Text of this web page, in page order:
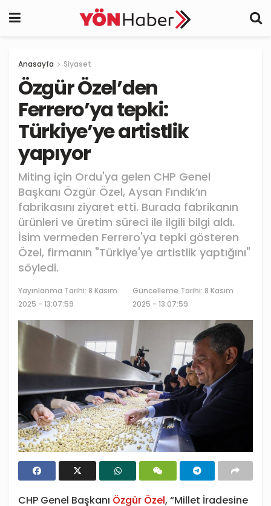
Anasayfa Siyaset
Özgür Özel’den
Ferrero’ya tepki:
Türkiye’ye artistlik
yapıyor
Miting için Ordu'ya gelen CHP Genel
Başkanı Özgür Özel, Aysan Fındık’ın
fabrikasını ziyaret etti. Burada fabrikanın
ürünleri ve üretim süreci ile ilgili bilgi aldı.
İsim vermeden Ferrero'ya tepki gösteren
Özel, firmanın "Türkiye'ye artistlik yaptığını"
söyledi.
Yayınlanma Tarihi: 8 Kasım
2025 - 13:07:59
Güncelleme Tarihi: 8 Kasım
2025 - 13:07:59
CHP Genel Başkanı Özgür Özel, “Millet İradesine